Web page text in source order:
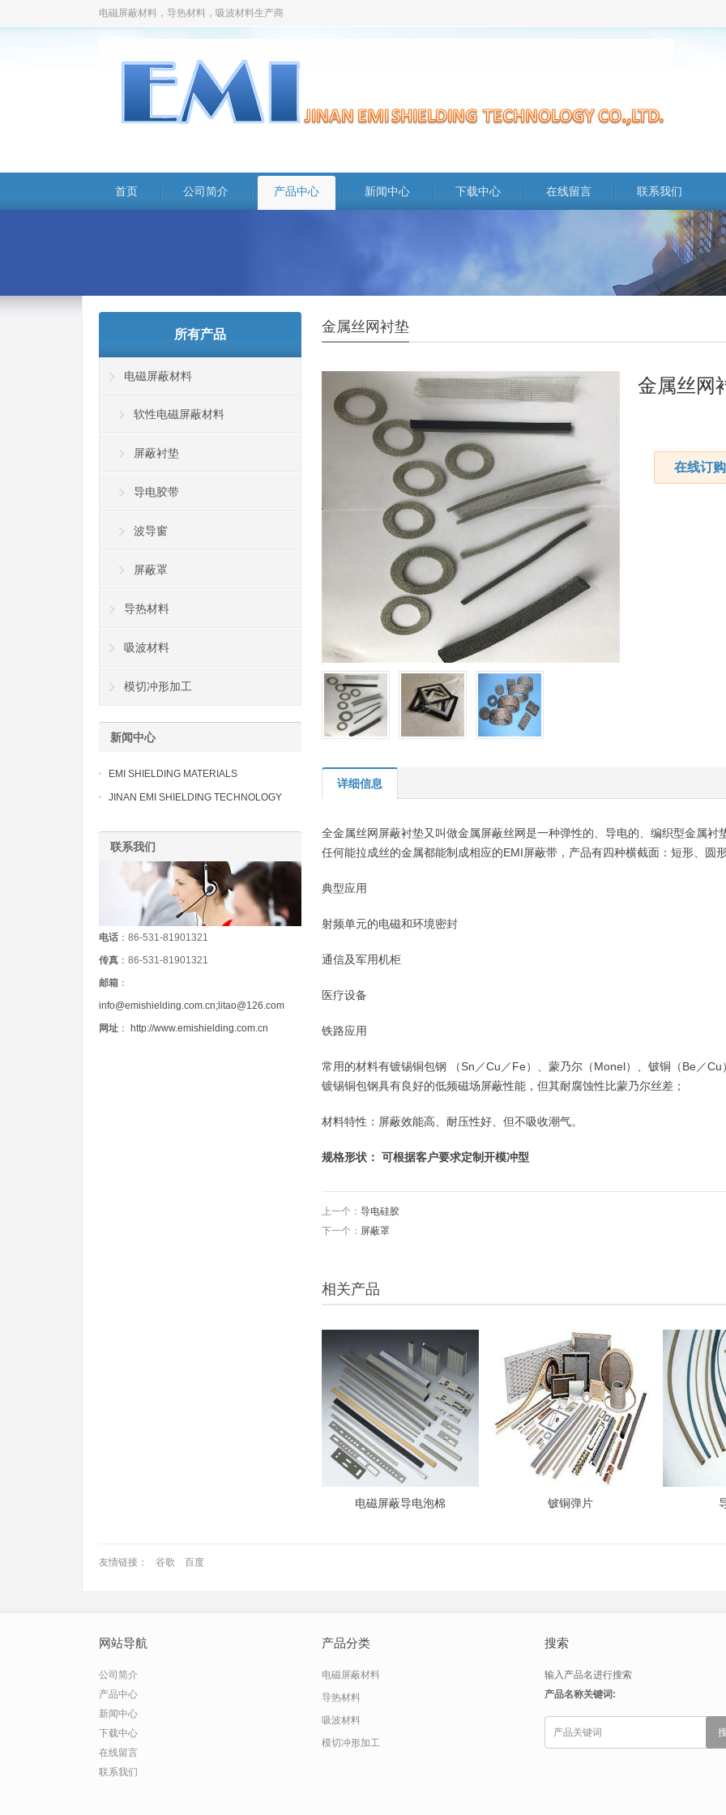
电磁屏蔽材料，导热材料，吸波材料生产商
首页 公司简介 产品中心 新闻中心 下载中心 在线留言 联系我们
金属丝网衬垫
金属丝网
在线订购
详细信息
全金属丝网屏蔽衬垫又叫做金属屏蔽丝网是一种弹性的、导电的、编织型金属
任何能拉成丝的金属都能制成相应的EMI屏蔽带，产品有四种横截面：短形、圆
典型应用
射频单元的电磁和环境密封
通信及军用机柜
医疗设备
铁路应用
常用的材料有镀锡铜包钢 （Sn ／Cu ／Fe）、蒙乃尔（Monel）、铍铜（Be ／Cu
镀锡铜包钢具有良好的低频磁场屏蔽性能，但其耐腐蚀性比蒙乃尔丝差；
材料特性：屏蔽效能高、耐压性好、但不吸收潮气。
规格形状： 可根据客户要求定制开模冲型
上一个： 导电硅胶
下一个： 屏蔽罩
相关产品
电磁屏蔽导电泡棉 铍铜弹片
所有产品
电磁屏蔽材料
软性电磁屏蔽材料
屏蔽衬垫
导电胶带
波导窗
屏蔽罩
导热材料
吸波材料
模切冲形加工
新闻中心
EMI SHIELDING MATERIALS
JINAN EMI SHIELDING TECHNOLOGY
联系我们
电话 ：86-531-81901321
传真 ：86-531-81901321
邮箱 ：
info@emishielding.com.cn;litao@126.com
网址 ： http://www.emishielding.com.cn
友情链接： 谷歌 百度
网站导航
公司简介
产品中心
新闻中心
下载中心
在线留言
联系我们
产品分类
电磁屏蔽材料
导热材料
吸波材料
模切冲形加工
搜索
输入产品名进行搜索
产品名称关键词: